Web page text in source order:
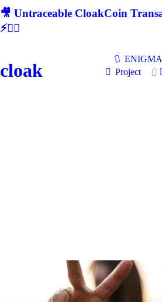
🎥 Untraceable CloakCoin
⚡🕵‍♂
cloak
ENIGMA
Project